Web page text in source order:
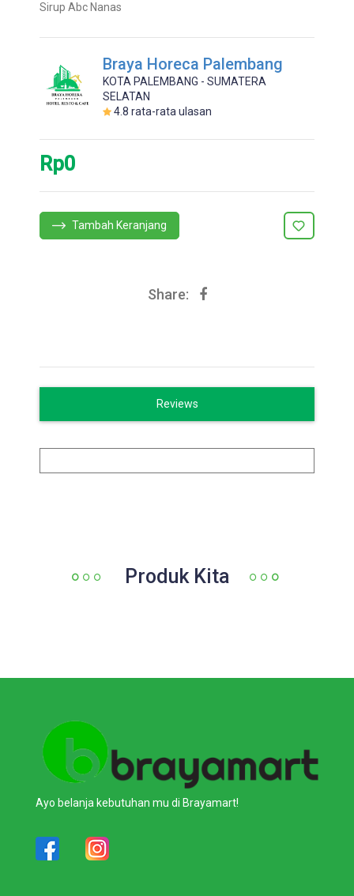
Sirup Abc Nanas
Braya Horeca Palembang
KOTA PALEMBANG - SUMATERA
SELATAN
4.8 rata-rata ulasan
Rp0
Tambah Keranjang
Share:
Reviews
Produk Kita
Ayo belanja kebutuhan mu di Brayamart!